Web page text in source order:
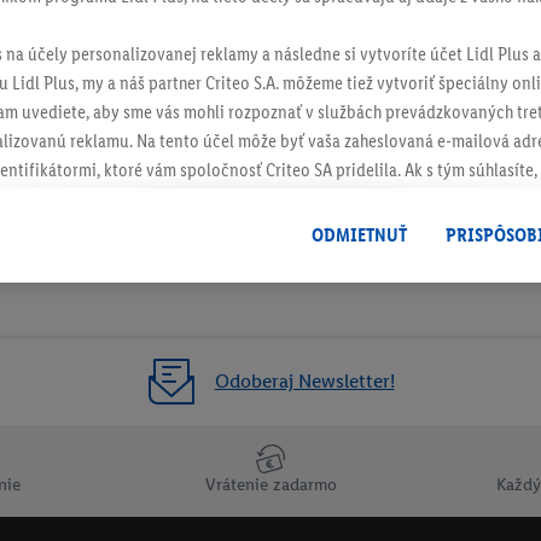
Odoberaj Newsletter!
Vrátenie zadarmo
účely personalizovanej reklamy a následne si vytvoríte účet Lidl Plus
Lidl Plus, my a náš partner Criteo S.A. môžeme tiež vytvoriť špeciálny
uvediete, aby sme vás mohli rozpoznať v službách prevádzkovaných
reklamu. Na tento účel môže byť vaša zaheslovaná e-mailová
ktoré vám spoločnosť Criteo SA pridelila. Ak s tým súhlasíte,
nie jeho zakúpením), sa môžu zobrazovať aj na rôznych zariadeniach a
možno priradiť niekoľko koncových zariadení alebo používanie viacerých
e-mailovej adresy a prípadne ďalších identifikátorov/
" môžete povoliť iba používanie potrebných technológií.
práve kedykoľvek odvolať súhlas s účinnosťou do budúcnosti
.
ODMIETNUŤ